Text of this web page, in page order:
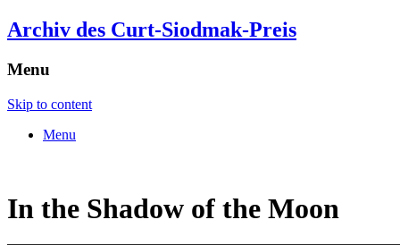
Archiv des Curt-Siodmak-Preis
Menu
Skip to content
Menu
In the Shadow of the Moon